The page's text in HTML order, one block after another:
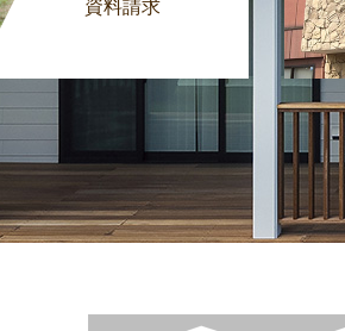
資料請求